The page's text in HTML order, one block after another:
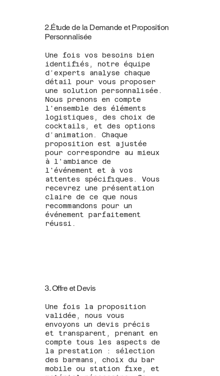
2.Étude de la Demande et Proposition
Personnalisée
Une fois vos besoins bien
identifiés, notre équipe
d’experts analyse chaque
détail pour vous proposer
une solution personnalisée.
Nous prenons en compte
l'ensemble des éléments
logistiques, des choix de
cocktails, et des options
d’animation. Chaque
proposition est ajustée
pour correspondre au mieux
à l'ambiance de
l'événement et à vos
attentes spécifiques. Vous
recevrez une présentation
claire de ce que nous
recommandons pour un
événement parfaitement
réussi.
3. Offre et Devis
Une fois la proposition
validée, nous vous
envoyons un devis précis
et transparent, prenant en
compte tous les aspects de
la prestation : sélection
des barmans, choix du bar
mobile ou station fixe, et